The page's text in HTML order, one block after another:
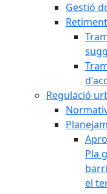
Gestió
Regulació
Pla
el